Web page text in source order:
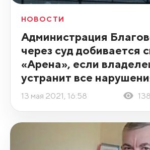
НОВОСТИ
Администрация
через суд добивается
«Арена», если
устранит все
13 мая 2021, 16:58